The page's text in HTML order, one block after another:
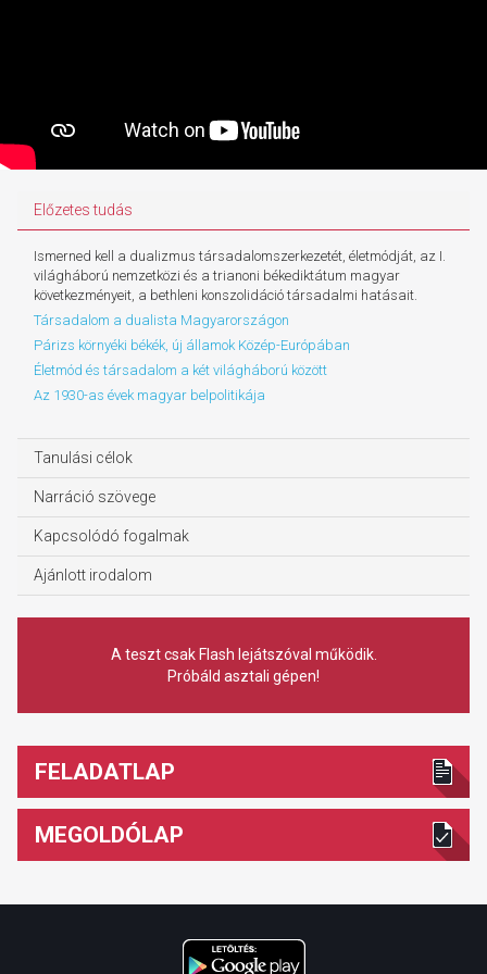
Előzetes tudás
Ismerned kell a dualizmus társadalomszerkezetét, életmódját, az I.
világháború nemzetközi és a trianoni békediktátum magyar
következményeit, a bethleni konszolidáció társadalmi hatásait.
Társadalom a dualista Magyarországon
Párizs környéki békék, új államok Közép-Európában
Életmód és társadalom a két világháború között
Az 1930-as évek magyar belpolitikája
Tanulási célok
Narráció szövege
Kapcsolódó fogalmak
Ajánlott irodalom
A teszt csak Flash lejátszóval működik.
Próbáld asztali gépen!
FELADATLAP
MEGOLDÓLAP